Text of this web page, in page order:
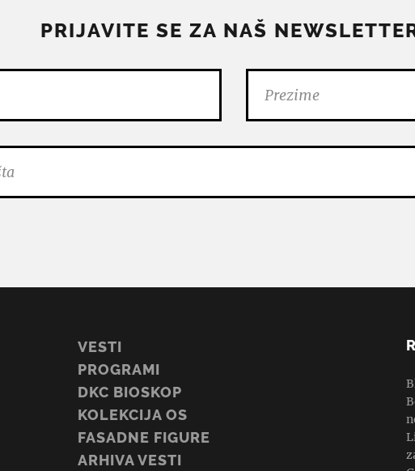
PRIJAVITE SE ZA NAŠ
VESTI
PROGRAMI
DKC BIOSKOP
KOLEKCIJA OS
FASADNE FIGURE
ARHIVA VESTI